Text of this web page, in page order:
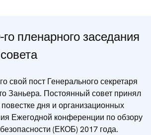
пленарного заседания
свой пост Генерального секретаря
Заньера. Постоянный совет принял
дня и организационных
Ежегодной конференции по обзору
(ЕКОБ) 2017 года.